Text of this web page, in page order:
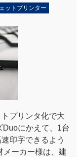
ットプリンター
プリンタ化で大
にかえて、1台
印字できるよう
メーカー様は、建